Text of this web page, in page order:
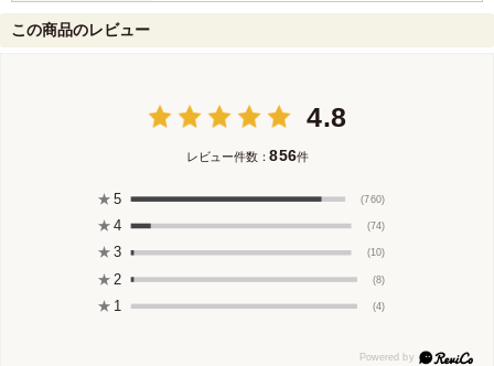
この商品のレビュー
4.8
レビュー件数：856件
★ 5 (760)
★ 4 (74)
★ 3 (10)
★ 2 (8)
★ 1 (4)